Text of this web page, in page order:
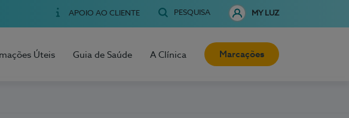
APOIO AO CLIENTE PESQUISA MY LUZ
Úteis Guia de Saúde A Clínica Marcações